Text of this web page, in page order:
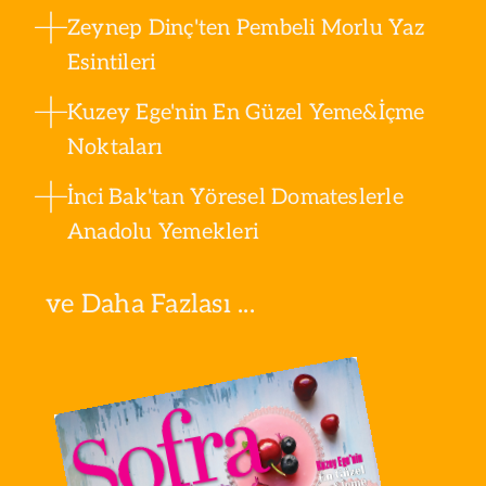
Zeynep Dinç'ten Pembeli Morlu Yaz
Esintileri
Kuzey Ege'nin En Güzel Yeme&İçme
Noktaları
İnci Bak'tan Yöresel Domateslerle
Anadolu Yemekleri
ve Daha Fazlası ...